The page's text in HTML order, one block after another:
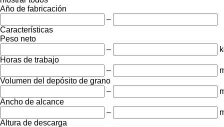
Año de fabricación
–
Características
Peso neto
–
Horas de trabajo
–
Volumen del depósito de grano
–
Ancho de alcance
–
Altura de descarga